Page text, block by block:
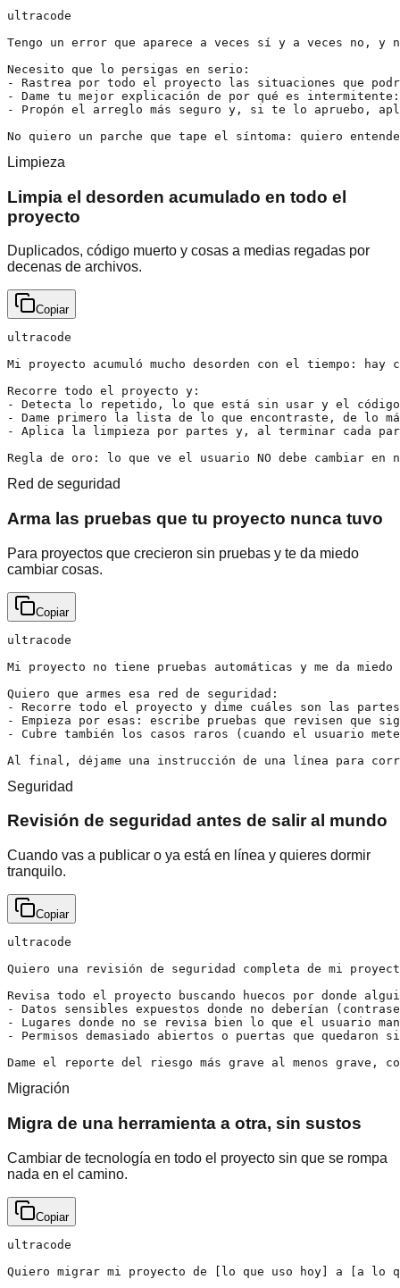
ultracode
Tengo un error que aparece a veces sí y a veces no, y
Necesito que lo persigas en serio:
- Rastrea por todo el proyecto las situaciones que
- Dame tu mejor explicación de por qué es
- Propón el arreglo más seguro y, si te lo apruebo,
No quiero un parche que tape el síntoma: quiero
Limpieza
Limpia el desorden acumulado en todo el
proyecto
Duplicados, código muerto y cosas a medias regadas por
decenas de archivos.
Copiar
ultracode
Mi proyecto acumuló mucho desorden con el tiempo:
Recorre todo el proyecto y:
- Detecta lo repetido, lo que está sin usar y el
- Dame primero la lista de lo que encontraste, de lo
- Aplica la limpieza por partes y, al terminar cada
Regla de oro: lo que ve el usuario NO debe cambiar en
Red de seguridad
Arma las pruebas que tu proyecto nunca tuvo
Para proyectos que crecieron sin pruebas y te da miedo
cambiar cosas.
Copiar
ultracode
Mi proyecto no tiene pruebas automáticas y me da
Quiero que armes esa red de seguridad:
- Recorre todo el proyecto y dime cuáles son las partes
- Empieza por esas: escribe pruebas que revisen que
- Cubre también los casos raros (cuando el usuario
Al final, déjame una instrucción de una línea para
Seguridad
Revisión de seguridad antes de salir al mundo
Cuando vas a publicar o ya está en línea y quieres dormir
tranquilo.
Copiar
ultracode
Quiero una revisión de seguridad completa de mi
Revisa todo el proyecto buscando huecos por donde
- Datos sensibles expuestos donde no deberían
- Lugares donde no se revisa bien lo que el usuario
- Permisos demasiado abiertos o puertas que quedaron
Dame el reporte del riesgo más grave al menos
Migración
Migra de una herramienta a otra, sin sustos
Cambiar de tecnología en todo el proyecto sin que se rompa
nada en el camino.
Copiar
ultracode
Quiero migrar mi proyecto de [lo que uso hoy] a [a lo